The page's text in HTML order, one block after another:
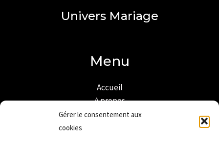
Gérer le consentement aux
cookies
Univers Mariage
Menu
Accueil
A propos
Mon compte